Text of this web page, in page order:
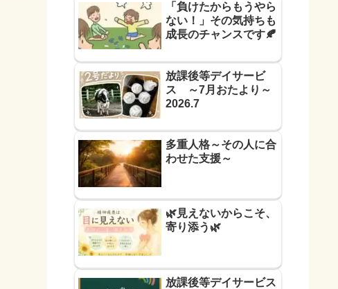
「負けたからもうやら
ない！」その気持ちも
成長のチャンスです🍂
放課後等デイサービ
ス ～7月おたより～
2026.7
多重人格～その人に合
わせた支援～
🌿見えないからこそ、
寄り添う🌿
放課後等デイサービス